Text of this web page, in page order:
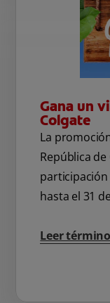
Gana un
Colgate
La
República
participación
hasta el 31
Leer